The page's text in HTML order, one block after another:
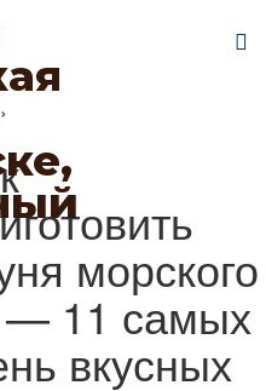
›
морского
— 11 самых
вкусных